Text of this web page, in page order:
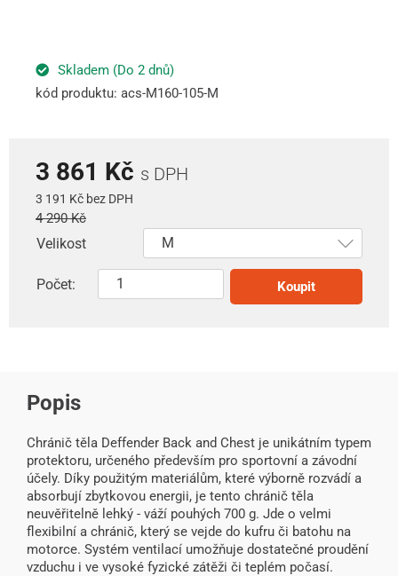
Skladem (Do 2 dnů)
kód produktu: acs-M160-105-M
3 861 Kč s DPH
3 191 Kč bez DPH
4 290 Kč
Velikost
Počet: Koupit
Popis
Chránič těla Deffender Back and Chest je unikátním typem
protektoru, určeného především pro sportovní a závodní
účely. Díky použitým materiálům, které výborně rozvádí a
absorbují zbytkovou energii, je tento chránič těla
neuvěřitelně lehký - váží pouhých 700 g. Jde o velmi
flexibilní a chránič, který se vejde do kufru či batohu na
motorce. Systém ventilací umožňuje dostatečné proudění
vzduchu i ve vysoké fyzické zátěži či teplém počasí.